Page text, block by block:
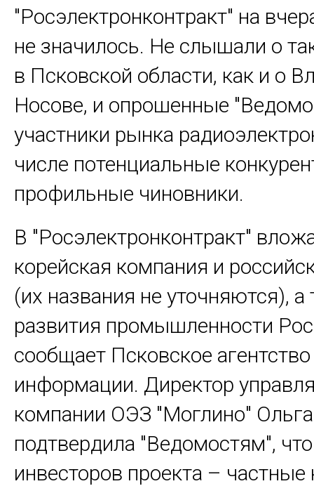
"Росэлектронконтракт" на
не значилось. Не слышали о
в Псковской области, как и о
Носове, и опрошенные
участники рынка
числе потенциальные
профильные чиновники.
В "Росэлектронконтракт"
корейская компания и
(их названия не уточняются),
развития промышленности
сообщает Псковское агентство
информации. Директор
компании ОЭЗ "Моглино"
подтвердила "Ведомостям",
инвесторов проекта –